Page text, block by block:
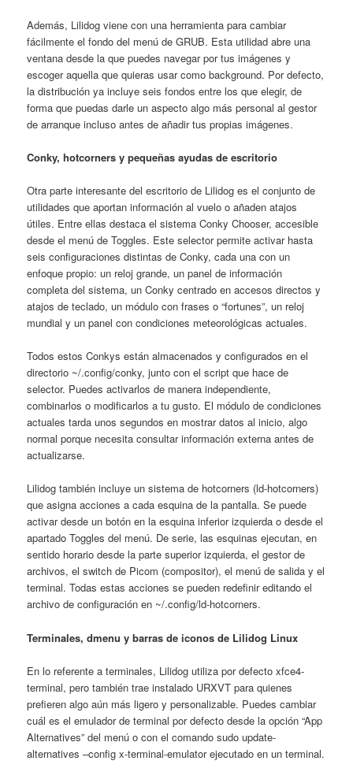
Además, Lilidog viene con una herramienta para cambiar
fácilmente el fondo del menú de GRUB. Esta utilidad abre una
ventana desde la que puedes navegar por tus imágenes y
escoger aquella que quieras usar como background. Por defecto,
la distribución ya incluye seis fondos entre los que elegir, de
forma que puedas darle un aspecto algo más personal al gestor
de arranque incluso antes de añadir tus propias imágenes.
Conky, hotcorners y pequeñas ayudas de escritorio
Otra parte interesante del escritorio de Lilidog es el conjunto de
utilidades que aportan información al vuelo o añaden atajos
útiles. Entre ellas destaca el sistema Conky Chooser, accesible
desde el menú de Toggles. Este selector permite activar hasta
seis configuraciones distintas de Conky, cada una con un
enfoque propio: un reloj grande, un panel de información
completa del sistema, un Conky centrado en accesos directos y
atajos de teclado, un módulo con frases o “fortunes”, un reloj
mundial y un panel con condiciones meteorológicas actuales.
Todos estos Conkys están almacenados y configurados en el
directorio ~/.config/conky, junto con el script que hace de
selector. Puedes activarlos de manera independiente,
combinarlos o modificarlos a tu gusto. El módulo de condiciones
actuales tarda unos segundos en mostrar datos al inicio, algo
normal porque necesita consultar información externa antes de
actualizarse.
Lilidog también incluye un sistema de hotcorners (ld-hotcorners)
que asigna acciones a cada esquina de la pantalla. Se puede
activar desde un botón en la esquina inferior izquierda o desde el
apartado Toggles del menú. De serie, las esquinas ejecutan, en
sentido horario desde la parte superior izquierda, el gestor de
archivos, el switch de Picom (compositor), el menú de salida y el
terminal. Todas estas acciones se pueden redefinir editando el
archivo de configuración en ~/.config/ld-hotcorners.
Terminales, dmenu y barras de iconos de Lilidog Linux
En lo referente a terminales, Lilidog utiliza por defecto xfce4-
terminal, pero también trae instalado URXVT para quienes
prefieren algo aún más ligero y personalizable. Puedes cambiar
cuál es el emulador de terminal por defecto desde la opción “App
Alternatives” del menú o con el comando sudo update-
alternatives –config x-terminal-emulator ejecutado en un terminal.